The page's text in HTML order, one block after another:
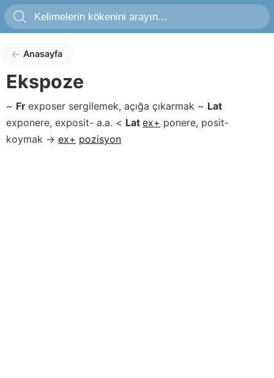
Anasayfa
Ekspoze
~ Fr exposer sergilemek, açığa çıkarmak ~ Lat
exponere, exposit- a.a. < Lat ex+ ponere, posit-
koymak → ex+ pozisyon